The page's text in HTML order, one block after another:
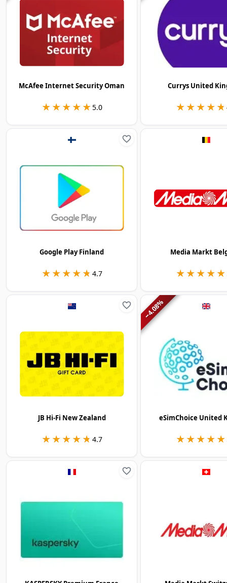
McAfee Internet Security Oman
★★★★★
★★★★★5.0
Currys United
★★★★★
★★★★★
Google Play Finland
★★★★★
★★★★★ 4.7
Media Markt
★★★★★
★★★★★
JB Hi-Fi New Zealand
★★★★★
★★★★★ 4.7
−
4.08
%
eSimChoice United
★★★★★
★★★★★